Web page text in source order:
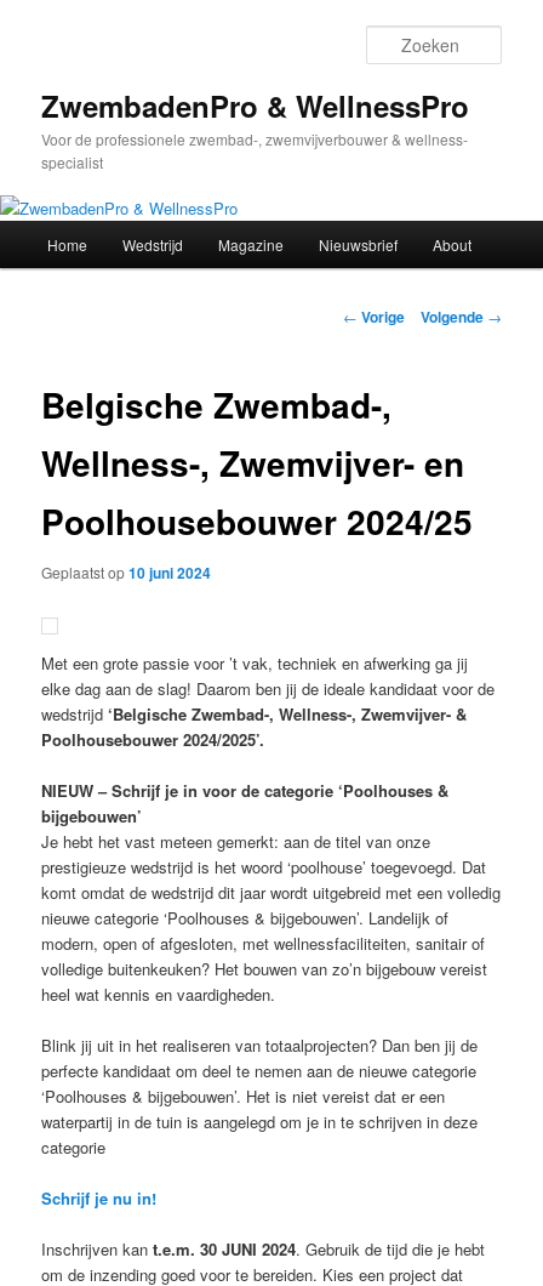
inhoudZwembadenPro & WellnessPro
Voor de professionele zwembad-, zwemvijverbouwer & wellness-
specialist
Home Wedstrijd Magazine Nieuwsbrief About
Bericht
← Vorige Volgende →
Belgische Zwembad-,
Wellness-, Zwemvijver- en
Poolhousebouwer 2024/25
Geplaatst op10 juni 2024
Met een grote passie voor ’t vak, techniek en afwerking ga jij
elke dag aan de slag! Daarom ben jij de ideale kandidaat voor de
wedstrijd‘Belgische Zwembad-, Wellness-, Zwemvijver- &
Poolhousebouwer 2024/2025’.
NIEUW – Schrijf je in voor de categorie ‘Poolhouses &
bijgebouwen’
Je hebt het vast meteen gemerkt: aan de titel van onze
prestigieuze wedstrijd is het woord ‘poolhouse’ toegevoegd. Dat
komt omdat de wedstrijd dit jaar wordt uitgebreid met een volledig
nieuwe categorie ‘Poolhouses & bijgebouwen’. Landelijk of
modern, open of afgesloten, met wellnessfaciliteiten, sanitair of
volledige buitenkeuken? Het bouwen van zo’n bijgebouw vereist
heel wat kennis en vaardigheden.
Blink jij uit in het realiseren van totaalprojecten? Dan ben jij de
perfecte kandidaat om deel te nemen aan de nieuwe categorie
‘Poolhouses & bijgebouwen’. Het is niet vereist dat er een
waterpartij in de tuin is aangelegd om je in te schrijven in deze
categorie
Schrijf je nu in!
Inschrijven kant.e.m. 30 JUNI 2024. Gebruik de tijd die je hebt
om de inzending goed voor te bereiden. Kies een project dat